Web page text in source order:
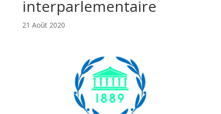
interparlementaire
21 Août 2020